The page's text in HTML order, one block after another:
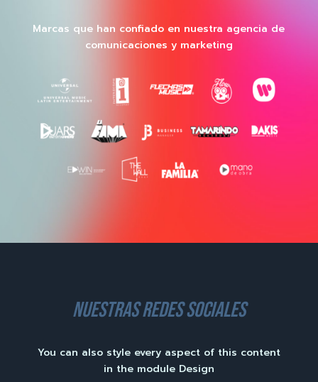
Marcas que han confiado en nuestra agencia de
comunicaciones y marketing
nuestras redes sociales
You can also style every aspect of this content
in the module Design